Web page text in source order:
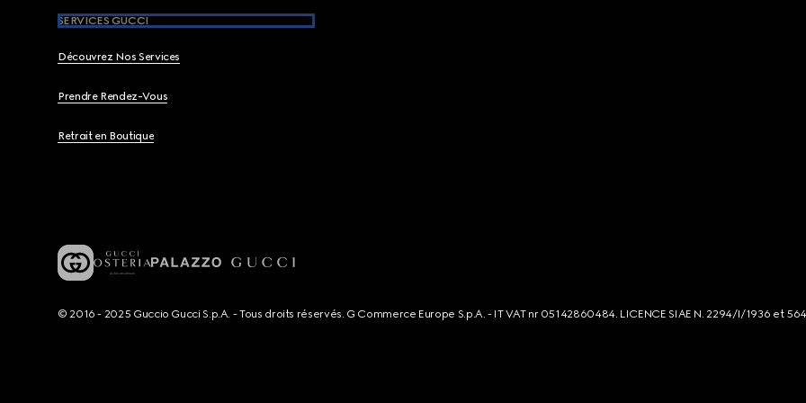
SERVICES GUCCI
Découvrez Nos Services
Prendre Rendez-Vous
Retrait en Boutique
© 2016 - 2025 Guccio Gucci S.p.A. - Tous droits réservés. G Commerce Europe S.p.A. - IT VAT nr 05142860484. LICENCE SIAE N. 2294/I/1936 et